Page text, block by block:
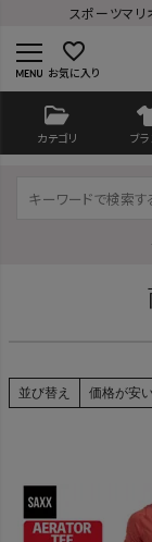
スポーツマ
favorite_border
お気に入り
カテゴリ ブ
並び替え 価格が安